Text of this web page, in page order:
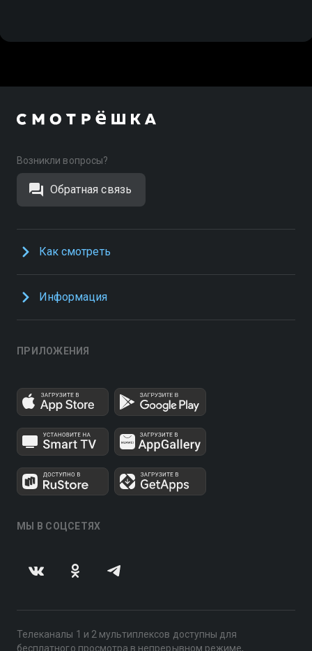
Возникли вопросы?
Обратная связь
Как смотреть
Информация
ПРИЛОЖЕНИЯ
МЫ В СОЦСЕТЯХ
Телеканалы 1 и 2 мультиплексов доступны для
бесплатного просмотра в непрерывном режиме,